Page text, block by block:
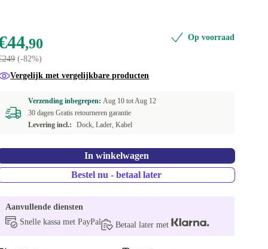
,90
(-82%)
Op voorraad
Vergelijk met vergelijkbare producten
Verzending inbegrepen:Aug 10 totAug 12
30 dagen Gratis retourneren garantie
Levering incl.:
Dock, Lader, Kabel
In winkelwagen
Bestel nu - betaal later
Aanvullende diensten
Snelle kassa met PayPal
Betaal later met